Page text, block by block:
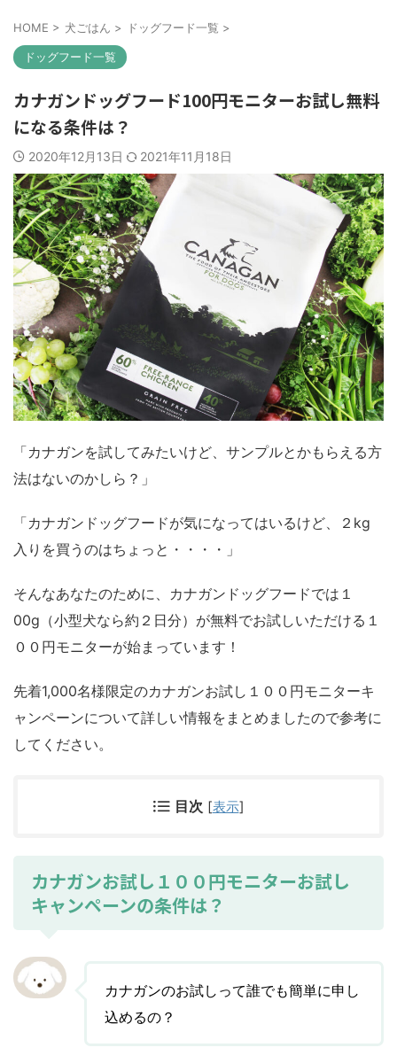
HOME > 犬ごはん > ドッグフード一覧 >
ドッグフード一覧
カナガンドッグフード100円モニターお試し無料
になる条件は？
2020年12月13日 2021年11月18日
「カナガンを試してみたいけど、サンプルとかもらえる方
法はないのかしら？」
「カナガンドッグフードが気になってはいるけど、２kg
入りを買うのはちょっと・・・・」
そんなあなたのために、カナガンドッグフードでは１
00g（小型犬なら約２日分）が無料でお試しいただける１
００円モニターが始まっています！
先着1,000名様限定のカナガンお試し１００円モニターキ
ャンペーンについて詳しい情報をまとめましたので参考に
してください。
目次 [表示]
カナガンお試し１００円モニターお試し
キャンペーンの条件は？
カナガンのお試しって誰でも簡単に申し
込めるの？